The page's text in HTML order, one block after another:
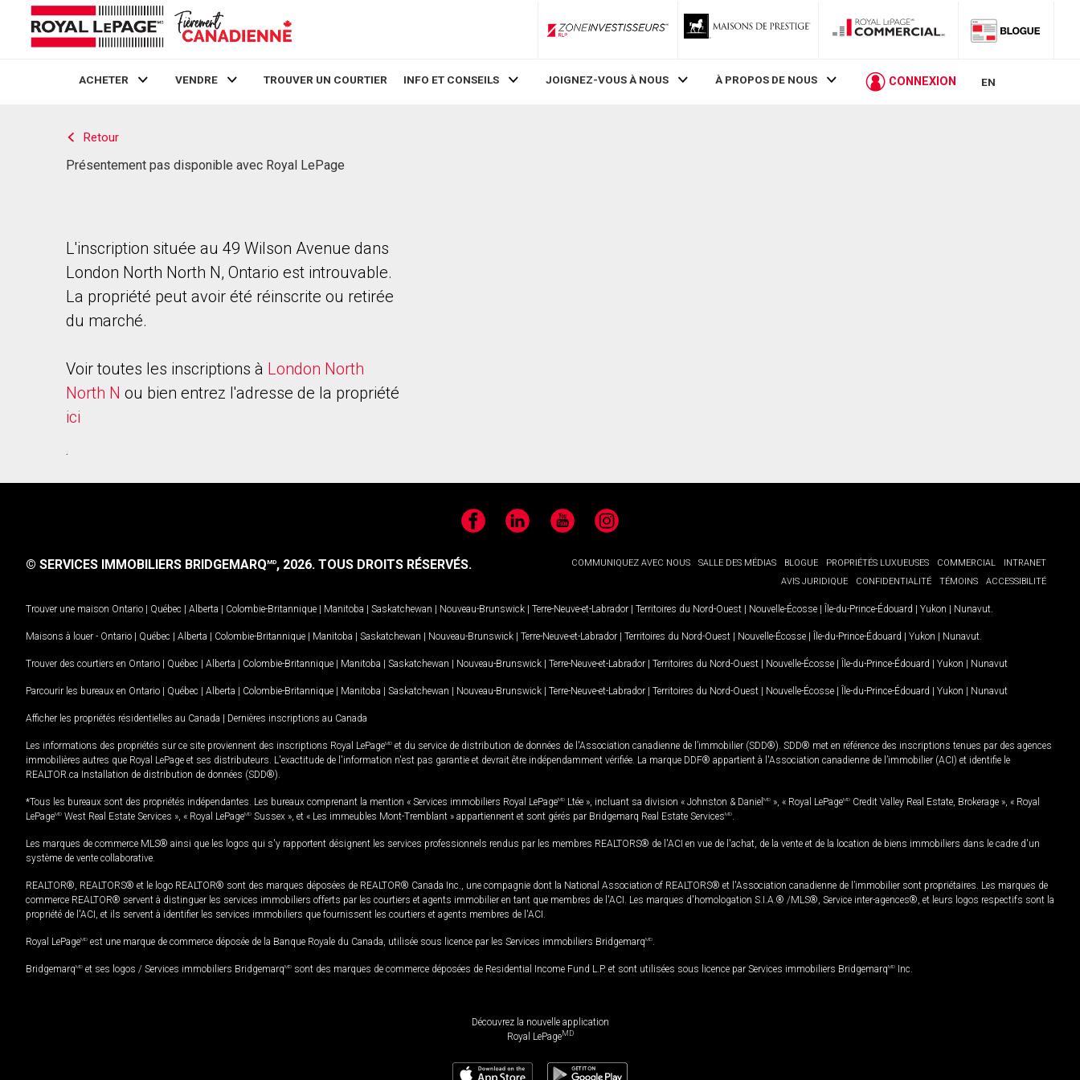
ZoneInvestisseurs RLP
ACHETER VENDRE TROUVER UN COURTIER INFO ET CONSEILS JOIGNEZ-VOUS À NOUS À PROPOS DE NOUS CONNEXION EN
Retour
Présentement pas disponible avec Royal LePage
L'inscription située au 49 Wilson Avenue dans
London North North N, Ontario est introuvable.
La propriété peut avoir été réinscrite ou retirée
du marché.
Voir toutes les inscriptions à London North
North N ou bien entrez l'adresse de la propriété
ici
.
FacebookLinkedIn YouTubeInstagram
COMMUNIQUEZ AVEC NOUS SALLE DES MÉDIAS BLOGUE PROPRIÉTÉS LUXUEUSES COMMERCIAL
INTRANET
AVIS JURIDIQUE
CONFIDENTIALITÉ TÉMOINS ACCESSIBILITÉ
© SERVICES IMMOBILIERS BRIDGEMARQMD, 2026. TOUS DROITS RÉSERVÉS.
Trouver une maison Ontario | Québec | Alberta | Colombie-Britannique | Manitoba | Saskatchewan | Nouveau-Brunswick | Terre-Neuve-et-Labrador | Territoires du Nord-Ouest | Nouvelle-Écosse | Île-du-Prince-Édouard | Yukon | Nunavut
Maisons à louer - Ontario | Québec | Alberta | Colombie-Britannique | Manitoba | Saskatchewan | Nouveau-Brunswick | Terre-Neuve-et-Labrador | Territoires du Nord-Ouest | Nouvelle-Écosse | Île-du-Prince-Édouard | Yukon | Nunavut
Trouver des courtiers en Ontario | Québec | Alberta | Colombie-Britannique | Manitoba | Saskatchewan | Nouveau-Brunswick | Terre-Neuve-et-Labrador | Territoires du Nord-Ouest | Nouvelle-Écosse | Île-du-Prince-Édouard | Yukon | Nunavut
Parcourir les bureaux en Ontario | Québec | Alberta | Colombie-Britannique | Manitoba | Saskatchewan | Nouveau-Brunswick | Terre-Neuve-et-Labrador | Territoires du Nord-Ouest | Nouvelle-Écosse | Île-du-Prince-Édouard | Yukon | Nunavut
Afficher les propriétés résidentielles au Canada | Dernières inscriptions au Canada
Les informations des propriétés sur ce site proviennent des inscriptions Royal LePageMD et du service de distribution de données de l'Association canadienne de l’immobilier (SDD®). SDD® met en référence des inscriptions tenues par des agences
immobilières autres que Royal LePage et ses distributeurs. L'exactitude de l'information n'est pas garantie et devrait être indépendamment vérifiée. La marque DDF® appartient à l'Association canadienne de l’immobilier (ACI) et identifie le
REALTOR.ca Installation de distribution de données (SDD®).
*Tous les bureaux sont des propriétés indépendantes. Les bureaux comprenant la mention « Services immobiliers Royal LePageMD Ltée », incluant sa division « Johnston & Daniel MD », « Royal LePageMD Credit Valley Real Estate, Brokerage », « Royal
LePageMD West Real Estate Services », « Royal LePageMD Sussex », et « Les immeubles Mont-Tremblant » appartiennent et sont gérés par Bridgemarq Real Estate ServicesMD
Les marques de commerce MLS® ainsi que les logos qui s'y rapportent désignent les services professionnels rendus par les membres REALTORS® de l'ACI en vue de l'achat, de la vente et de la location de biens immobiliers dans le cadre d'un
système de vente collaborative.
REALTOR®, REALTORS® et le logo REALTOR® sont des marques déposées de REALTOR® Canada Inc., une compagnie dont la National Association of REALTORS® et l'Association canadienne de l’immobilier sont propriétaires. Les marques de
commerce REALTOR® servent à distinguer les services immobiliers offerts par les courtiers et agents immobilier en tant que membres de l'ACI. Les marques d'homologation S.I.A.® /MLS®, Service inter-agences®, et leurs logos respectifs sont la
propriété de l'ACI, et ils servent à identifier les services immobiliers que fournissent les courtiers et agents membres de l'ACI.
Royal LePageMD est une marque de commerce déposée de la Banque Royale du Canada, utilisée sous licence par les Services immobiliers BridgemarqMD
BridgemarqMD et ses logos / Services immobiliers BridgemarqMD sont des marques de commerce déposées de Residential Income Fund L.P. et sont utilisées sous licence par Services immobiliers BridgemarqMD Inc.
Découvrez la nouvelle application
Royal LePageMD